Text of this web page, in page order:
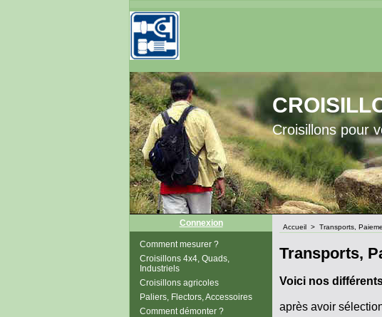
Croisillons pour
Connexion
Comment mesurer ?
Croisillons 4x4, Quads,
Industriels
Croisillons agricoles
Paliers, Flectors, Accessoires
Comment démonter ?
Accueil > Transports,
Transports,
Voici nos
après avoir